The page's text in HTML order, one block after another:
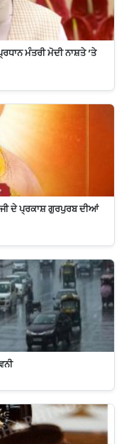
ਮੰਤਰੀ ਮੋਦੀ ਨਾਸ਼ਤੇ ’ਤੇ
ਜੀ ਦੇ ਪ੍ਰਕਾਸ਼ ਗੁਰਪੁਰਬ ਦੀਆਂ